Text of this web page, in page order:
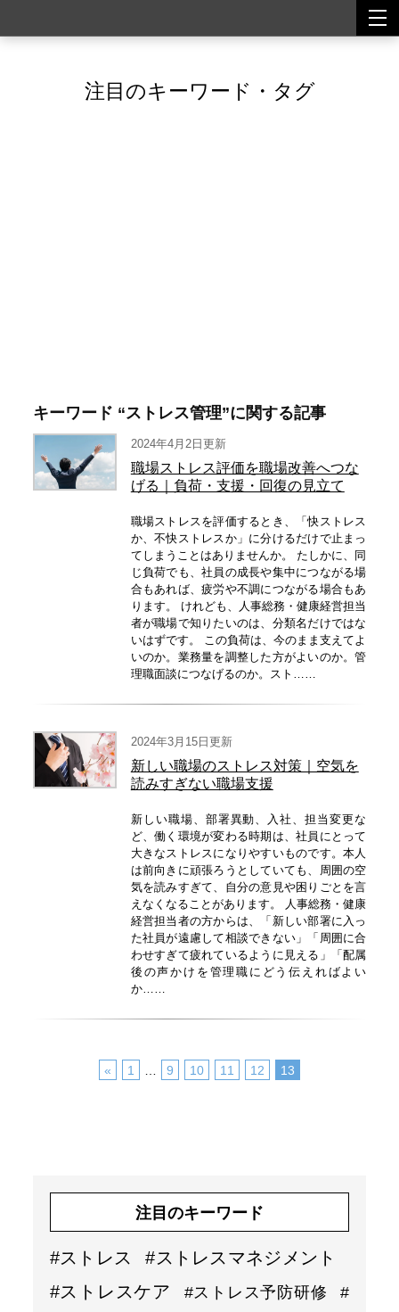
注目のキーワード・タグ
キーワード “ストレス管理”に関する記事
2024年4月2日更新
職場ストレス評価を職場改善へつな
げる｜負荷・支援・回復の見立て
職場ストレスを評価するとき、「快ストレス
か、不快ストレスか」に分けるだけで止まっ
てしまうことはありませんか。 たしかに、同
じ負荷でも、社員の成長や集中につながる場
合もあれば、疲労や不調につながる場合もあ
ります。 けれども、人事総務・健康経営担当
者が職場で知りたいのは、分類名だけではな
いはずです。 この負荷は、今のまま支えてよ
いのか。業務量を調整した方がよいのか。管
理職面談につなげるのか。スト……
2024年3月15日更新
新しい職場のストレス対策｜空気を
読みすぎない職場支援
新しい職場、部署異動、入社、担当変更な
ど、働く環境が変わる時期は、社員にとって
大きなストレスになりやすいものです。本人
は前向きに頑張ろうとしていても、周囲の空
気を読みすぎて、自分の意見や困りごとを言
えなくなることがあります。 人事総務・健康
経営担当者の方からは、「新しい部署に入っ
た社員が遠慮して相談できない」「周囲に合
わせすぎて疲れているように見える」「配属
後の声かけを管理職にどう伝えればよい
か……
« 1 9 10 11 12 13
注目のキーワード
#ストレス
#ストレスマネジメント
#ストレスケア
#ストレス予防研修
#